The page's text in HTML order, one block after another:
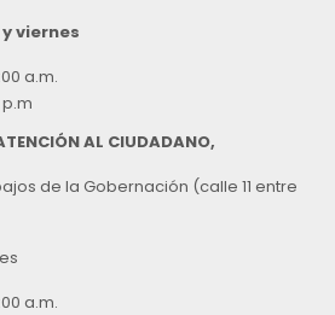
viernes
a.m.
AL CIUDADANO,
de la Gobernación (calle 11 entre
a.m.